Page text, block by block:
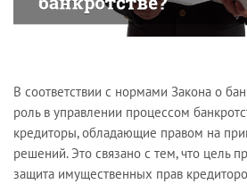
В соответствии с нормами Закона о
роль в управлении процессом
кредиторы, обладающие правом на
решений. Это связано с тем, что цель
защита имущественных прав